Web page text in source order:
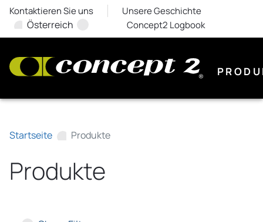
Kontaktieren Sie uns Unsere Geschichte
Österreich Concept2 Logbook
Startseite Produkte
Produkte